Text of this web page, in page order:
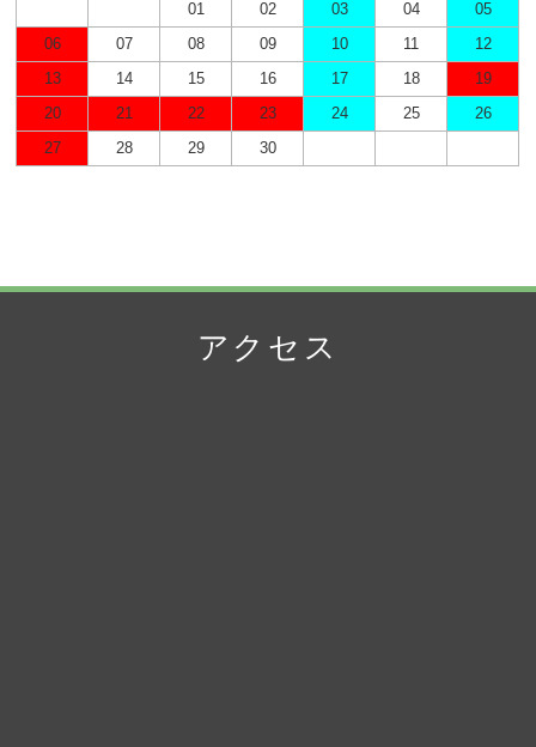
01 02 03 04
05
06
07 08 09 10 11
12
13
14 15 16 17 18
19
20
21 22 23 24 25
26
27
28 29 30
アクセス